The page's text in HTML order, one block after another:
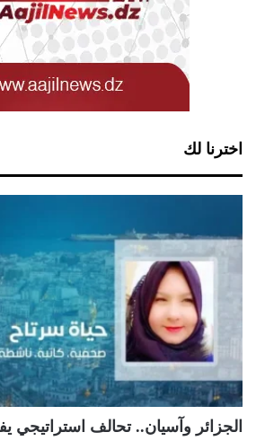
اخترنا لك
الجزائر وآسيان.. تحالف استراتيجي